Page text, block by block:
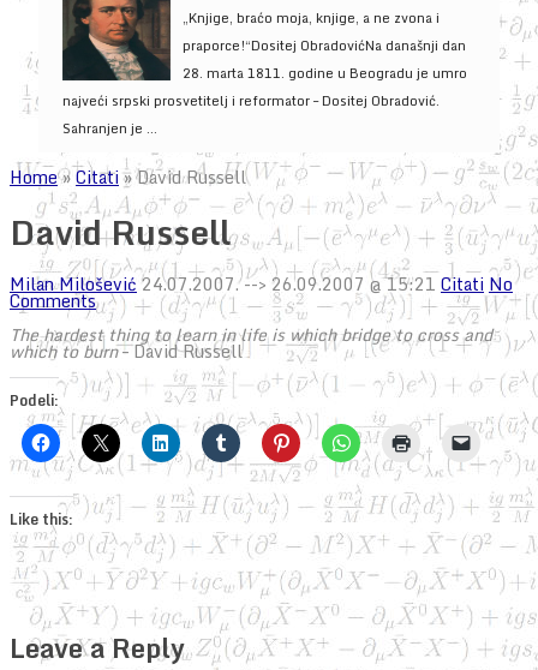
„Knjige, braćo moja, knjige, a ne zvona i
praporce!“Dositej ObradovićNa današnji dan
28. marta 1811. godine u Beogradu je umro
najveći srpski prosvetitelj i reformator – Dositej Obradović.
Sahranjen je ...
Home»Citati »David Russell
David Russell
Milan Milošević 24.07.2007. --> 26.09.2007 @ 15:21 Citati No
Comments
The hardest thing to learn in life is which bridge to cross and
which to burn– David Russell
Podeli:
Like this:
Leave a Reply